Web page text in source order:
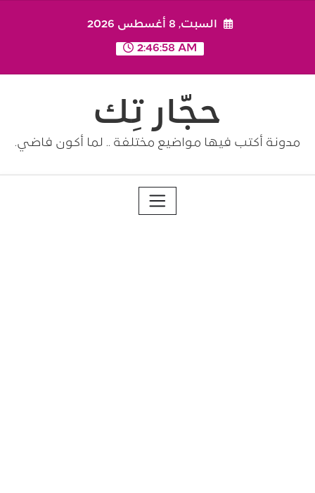
السبت, 8 أغسطس 2026
2:46:59 AM
حجّار تِك
مدونة أكتب فيها مواضيع مختلفة .. لما أكون فاضي.